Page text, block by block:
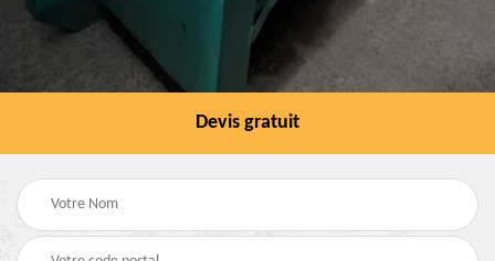
Devis gratuit